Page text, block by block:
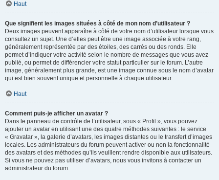
Haut
Que signifient les images situées à côté de mon nom d’utilisateur ?
Deux images peuvent apparaître à côté de votre nom d’utilisateur lorsque vous
consultez un sujet. Une d’elles peut être une image associée à votre rang,
généralement représentée par des étoiles, des carrés ou des ronds. Elle
permet d’indiquer votre activité selon le nombre de messages que vous avez
publié, ou permet de différencier votre statut particulier sur le forum. L’autre
image, généralement plus grande, est une image connue sous le nom d’avatar
qui est bien souvent unique et personnelle à chaque utilisateur.
Haut
Comment puis-je afficher un avatar ?
Dans le panneau de contrôle de l’utilisateur, sous « Profil », vous pouvez
ajouter un avatar en utilisant une des quatre méthodes suivantes : le service
« Gravatar », la galerie d’avatars, les images distantes ou le transfert d’images
locales. Les administrateurs du forum peuvent activer ou non la fonctionnalité
des avatars et des méthodes qu’ils veuillent rendre disponible aux utilisateurs.
Si vous ne pouvez pas utiliser d’avatars, nous vous invitons à contacter un
administrateur du forum.